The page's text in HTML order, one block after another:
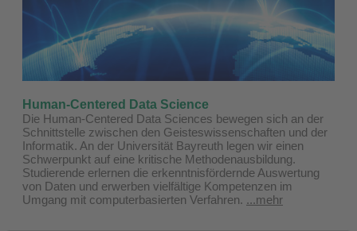
Human-Centered Data Science
Die Human-Centered Data Sciences bewegen sich an der
Schnittstelle zwischen den Geisteswissenschaften und der
Informatik. An der Universität Bayreuth legen wir einen
Schwerpunkt auf eine kritische Methodenausbildung.
Studierende erlernen die erkenntnisfördernde Auswertung
von Daten und erwerben vielfältige Kompetenzen im
Umgang mit computerbasierten Verfahren. ...mehr